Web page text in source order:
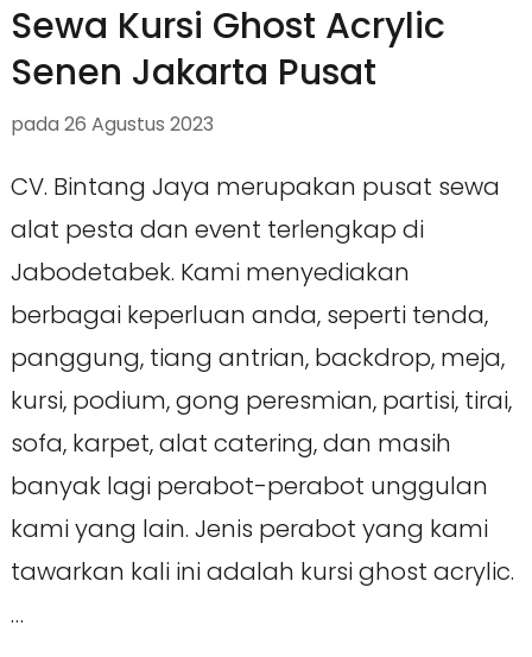
Sewa Kursi Ghost Acrylic
Senen Jakarta Pusat
pada 26 Agustus 2023
CV. Bintang Jaya merupakan pusat sewa
alat pesta dan event terlengkap di
Jabodetabek. Kami menyediakan
berbagai keperluan anda, seperti tenda,
panggung, tiang antrian, backdrop, meja,
kursi, podium, gong peresmian, partisi, tirai,
sofa, karpet, alat catering, dan masih
banyak lagi perabot-perabot unggulan
kami yang lain. Jenis perabot yang kami
tawarkan kali ini adalah kursi ghost acrylic.
…